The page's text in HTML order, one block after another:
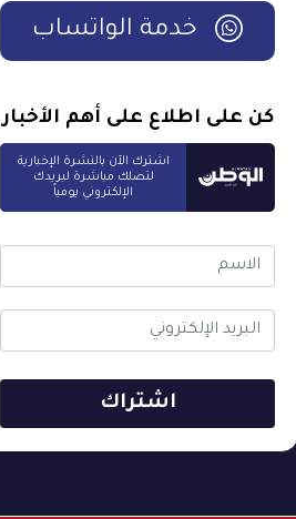
خدمة الواتساب
كن على اطلاع على أهم الأخبار
اشترك الآن بالنشرة الإخبارية
لتصلك مباشرة لبريدك
الإلكتروني يومياً
اشتراك